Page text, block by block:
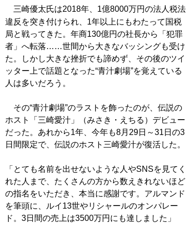
三崎優太氏は2018年、1億8000万円の法人税法
違反を突き付けられ、1年以上にもわたって国税
局と戦ってきた。年商130億円の社長から「犯罪
者」へ転落……世間から大きなバッシングも受け
た。しかし大きな挫折でも諦めず、その後のツイ
ッター上で話題となった“青汁劇場”を覚えている
人は多いだろう。
その“青汁劇場”のラストを飾ったのが、伝説の
ホスト「三崎愛汁」（みさき・えちる）デビュー
だった。あれから1年、今年も8月29日～31日の3
日間限定で、伝説のホスト三崎愛汁が復活した。
「とても名前を出せないような人やSNSを見てく
れた人まで、たくさんの方から数えきれないほど
の指名をいただき、本当に感謝です。アルマンド
を筆頭に、ルイ13世やリシャールのオンパレー
ド。3日間の売上は3500万円にも達しました」